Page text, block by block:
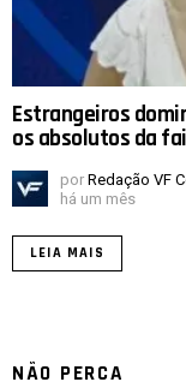
Estrangeiros
os absolutos da
por Redação VF
há um mês
LEIA MAIS
NÃO PERCA